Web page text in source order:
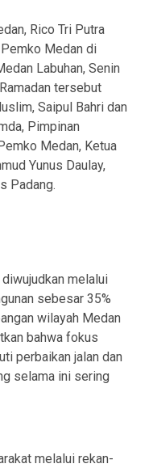
Rico Tri Putra
Medan di
Labuhan, Senin
tersebut
Saipul Bahri dan
Pimpinan
Medan, Ketua
Yunus Daulay,
Padang.
melalui
sebesar 35%
wilayah Medan
bahwa fokus
perbaikan jalan dan
selama ini sering
melalui rekan-